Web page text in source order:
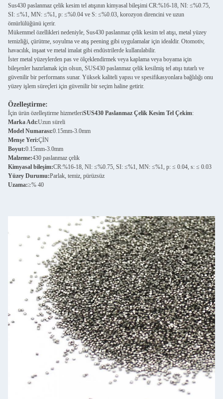
Sus430 paslanmaz çelik kesim tel atışının kimyasal bileşimi CR:%16-18, NI: ≤%0.75,
SI: ≤%1, MN: ≤%1, p: ≤%0.04 ve S: ≤%0.03, korozyon direncini ve uzun
ömürlülüğünü içerir.
Mükemmel özellikleri nedeniyle, Sus430 paslanmaz çelik kesim tel atışı, metal yüzey
temizliği, çürütme, soyulma ve atış peening gibi uygulamalar için idealdir. Otomotiv,
havacılık, inşaat ve metal imalat gibi endüstrilerde kullanılabilir.
İster metal yüzeylerden pas ve ölçeklendirmek veya kaplama veya boyama için
bileşenler hazırlamak için olsun, SUS430 paslanmaz çelik kesilmiş tel atışı tutarlı ve
güvenilir bir performans sunar. Yüksek kaliteli yapısı ve spesifikasyonlara bağlılığı onu
yüzey işlem süreçleri için güvenilir bir seçim haline getirir.
Özelleştirme:
İçin ürün özelleştirme hizmetleriSUS430 Paslanmaz Çelik Kesim Tel Çekim:
Marka Adı:Uzun süreli
Model Numarası:0.15mm-3.0mm
Menşe Yeri:ÇİN
Boyut:0.15mm-3.0mm
Malzeme:430 paslanmaz çelik
Kimyasal bileşim:CR:%16-18, NI: ≤%0.75, SI: ≤%1, MN: ≤%1, p: ≤ 0.04, s: ≤ 0.03
Yüzey Durumu:Parlak, temiz, pürüzsüz
Uzama:≥% 40